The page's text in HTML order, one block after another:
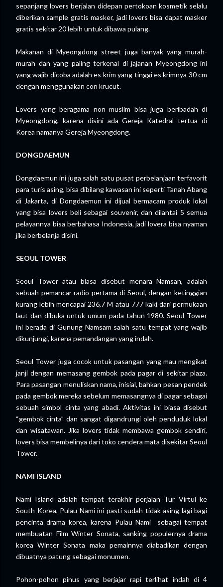
sepanjang lovers berjalan didepan pertokoan kosmetik selalu
diberikan sample gratis masker, jadi lovers bisa dapat masker
gratis sekitar 20 lebih untuk dibawa pulang.
Makanan di Myeongdong street juga banyak yang murah-
murah dan yang paling terkenal di jajanan Myeongdong ini
yang wajib dicoba adalah es krim yang tinggi es krimnya 30 cm
dengan menggunakan con krucut.
Lovers yang beragama non muslim bisa juga beribadah di
Myeongdong, karena disini ada Gereja Katedral tertua di
Korea namanya Gereja Myeongdong.
DONGDAEMUN
Dongdaemun ini juga salah satu pusat perbelanjaan terfavorit
para turis asing, bisa dibilang kawasan ini seperti Tanah Abang
di Jakarta, di Dongdaemun ini dijual bermacam produk lokal
yang bisa lovers beli sebagai souvenir, dan dilantai 5 semua
pelayannya bisa berbahasa Indonesia, jadi lovera bisa nyaman
jika berbelanja disini.
SEOUL TOWER
Seoul Tower atau biasa disebut menara Namsan, adalah
sebuah pemancar radio pertama di Seoul, dengan ketinggian
kurang lebih mencapai 236,7 M atau 777 kaki dari permukaan
laut dan dibuka untuk umum pada tahun 1980. Seoul Tower
ini berada di Gunung Namsam salah satu tempat yang wajib
dikunjungi, karena pemandangan yang indah.
Seoul Tower juga cocok untuk pasangan yang mau mengikat
janji dengan memasang gembok pada pagar di sekitar plaza.
Para pasangan menuliskan nama, inisial, bahkan pesan pendek
pada gembok mereka sebelum memasangnya di pagar sebagai
sebuah simbol cinta yang abadi. Aktivitas ini biasa disebut
“gembok cinta” dan sangat digandrungi oleh penduduk lokal
dan wisatawan. Jika lovers tidak membawa gembok sendiri,
lovers bisa membelinya dari toko cendera mata disekitar Seoul
Tower.
NAMI ISLAND
Nami Island adalah tempat terakhir perjalan Tur Virtul ke
South Korea, Pulau Nami ini pasti sudah tidak asing lagi bagi
pencinta drama korea, karena Pulau Nami sebagai tempat
membuatan Film Winter Sonata, sanking populernya drama
korea Winter Sonata maka pemainnya diabadikan dengan
dibuatnya patung sebagai monumen.
Pohon-pohon pinus yang berjajar rapi terlihat indah di 4